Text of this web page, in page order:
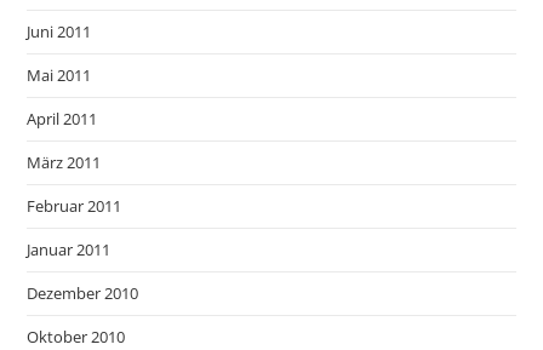
Juni 2011
Mai 2011
April 2011
März 2011
Februar 2011
Januar 2011
Dezember 2010
Oktober 2010